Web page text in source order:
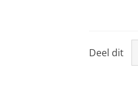
Deel dit